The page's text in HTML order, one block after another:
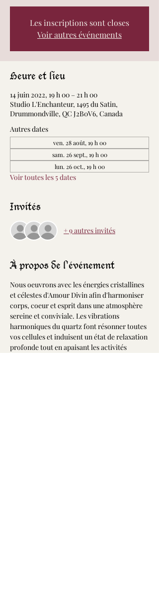
Les inscriptions sont closes
Voir autres événements
Heure et lieu
14 juin 2022, 19 h 00 – 21 h 00
Studio L'Enchanteur, 1495 du Satin,
Drummondville, QC J2B0V6, Canada
Autres dates
ven. 28 août, 19 h 00
sam. 26 sept., 19 h 00
lun. 26 oct., 19 h 00
Voir toutes les 5 dates
Invités
+ 9 autres invités
À propos de l'événement
Nous oeuvrons avec les énergies cristallines
et célestes d'Amour Divin afin d'harmoniser
corps, coeur et esprit dans une atmosphère
sereine et conviviale. Les vibrations
harmoniques du quartz font résonner toutes
vos cellules et induisent un état de relaxation
profonde tout en apaisant les activités